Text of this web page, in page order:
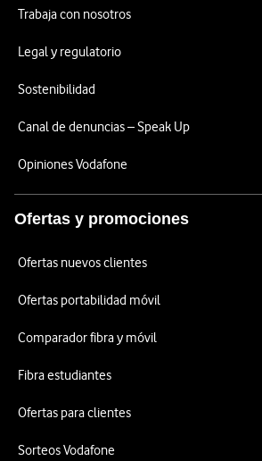
Trabaja con nosotros
Legal y regulatorio
Sostenibilidad
Canal de denuncias – Speak Up
Opiniones Vodafone
Ofertas y promociones
Ofertas nuevos clientes
Ofertas portabilidad móvil
Comparador fibra y móvil
Fibra estudiantes
Ofertas para clientes
Sorteos Vodafone